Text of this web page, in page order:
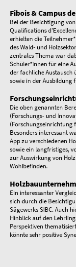
Fibois & Campus
Bei der Besichtigung
Qualifications
erhielten die
des Wald- und
zentrales Thema war
Schüler*innen für eine
der fachliche
sowie in der Ausbildung
Die oben genannten
(Forschungs- und
(Forschungseinrichtung
Besonders interessant
App zu verschiedenen
sowie ein langfristiges,
zur Auswirkung von
Wohlbefinden.
Ein interessanter
sich durch die
Sägewerks SIBC. Auch
Hinblick auf den
Perspektiven
könnte sehr positive